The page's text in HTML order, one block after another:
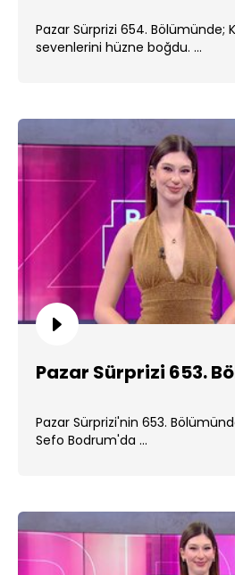
Pazar Sürprizi 654. Bölümünde;
sevenlerini hüzne boğdu. ...
Pazar Sürprizi 653.
Pazar Sürprizi'nin 653.
Sefo Bodrum'da ...